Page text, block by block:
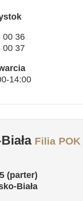
00 36
00 37
14:00
Filia POK
(parter)
Biała